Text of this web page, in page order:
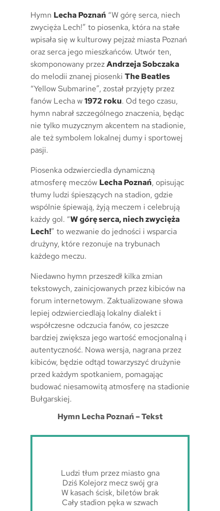
Hymn Lecha Poznań “W górę serca, niech
zwycięża Lech!” to piosenka, która na stałe
wpisała się w kulturowy pejzaż miasta Poznań
oraz serca jego mieszkańców. Utwór ten,
skomponowany przezAndrzeja Sobczaka
do melodii znanej piosenki The Beatles
“Yellow Submarine”, został przyjęty przez
fanów Lecha w1972 roku. Od tego czasu,
hymn nabrał szczególnego znaczenia, będąc
nie tylko muzycznym akcentem na stadionie,
ale też symbolem lokalnej dumy i sportowej
pasji.
Piosenka odzwierciedla dynamiczną
atmosferę meczów Lecha Poznań, opisując
tłumy ludzi śpieszących na stadion, gdzie
wspólnie śpiewają, żyją meczem i celebrują
każdy gol. “W górę serca, niech zwycięża
Lech!” to wezwanie do jedności i wsparcia
drużyny, które rezonuje na trybunach
każdego meczu.
Niedawno hymn przeszedł kilka zmian
tekstowych, zainicjowanych przez kibiców na
forum internetowym. Zaktualizowane słowa
lepiej odzwierciedlają lokalny dialekt i
współczesne odczucia fanów, co jeszcze
bardziej zwiększa jego wartość emocjonalną i
autentyczność. Nowa wersja, nagrana przez
kibiców, będzie odtąd towarzyszyć drużynie
przed każdym spotkaniem, pomagając
budować niesamowitą atmosferę na stadionie
Bułgarskiej.
Hymn Lecha Poznań – Tekst
Ludzi tłum przez miasto gna
Dziś Kolejorz mecz swój gra
W kasach ścisk, biletów brak
Cały stadion pęka w szwach